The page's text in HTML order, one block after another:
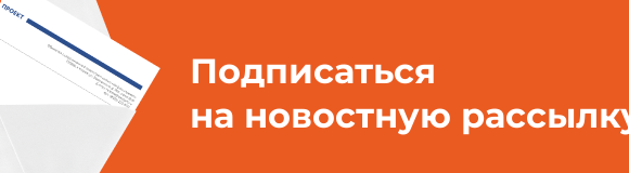
Подписаться
на новостную